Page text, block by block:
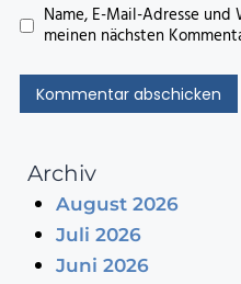
Name, E-Mail-Adresse
meinen nächsten
Archiv
August 2026
Juli 2026
Juni 2026